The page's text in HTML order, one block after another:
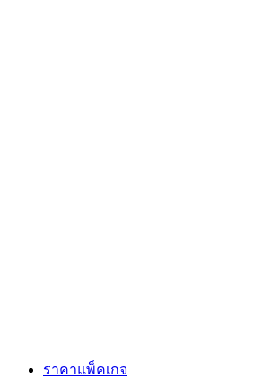
ราคาแพ็คเกจ